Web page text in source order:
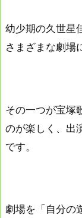
幼少期の久世星
さまざまな劇場
その一つが宝塚
のが楽しく、出
です。
劇場を「自分の